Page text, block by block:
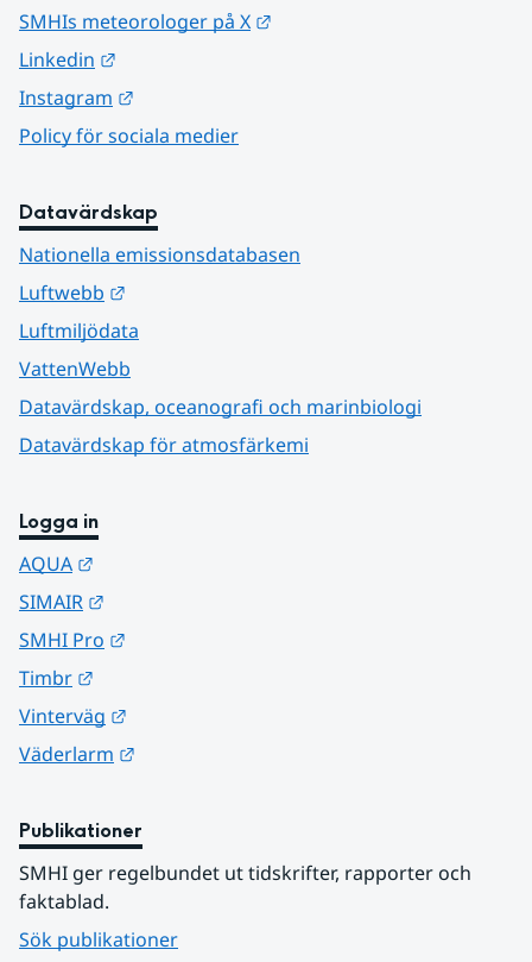
SMHIs meteorologer på X
Linkedin
Instagram
Policy för sociala medier
Datavärdskap
Nationella emissionsdatabasen
Luftwebb
Luftmiljödata
VattenWebb
Datavärdskap, oceanografi och marinbiologi
Datavärdskap för atmosfärkemi
Logga in
AQUA
SIMAIR
SMHI Pro
Timbr
Vinterväg
Väderlarm
Publikationer
SMHI ger regelbundet ut tidskrifter, rapporter och
faktablad.
Sök publikationer